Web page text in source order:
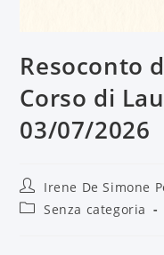
Resoconto
Corso di
03/07/2026
Irene De Simone
Senza categoria